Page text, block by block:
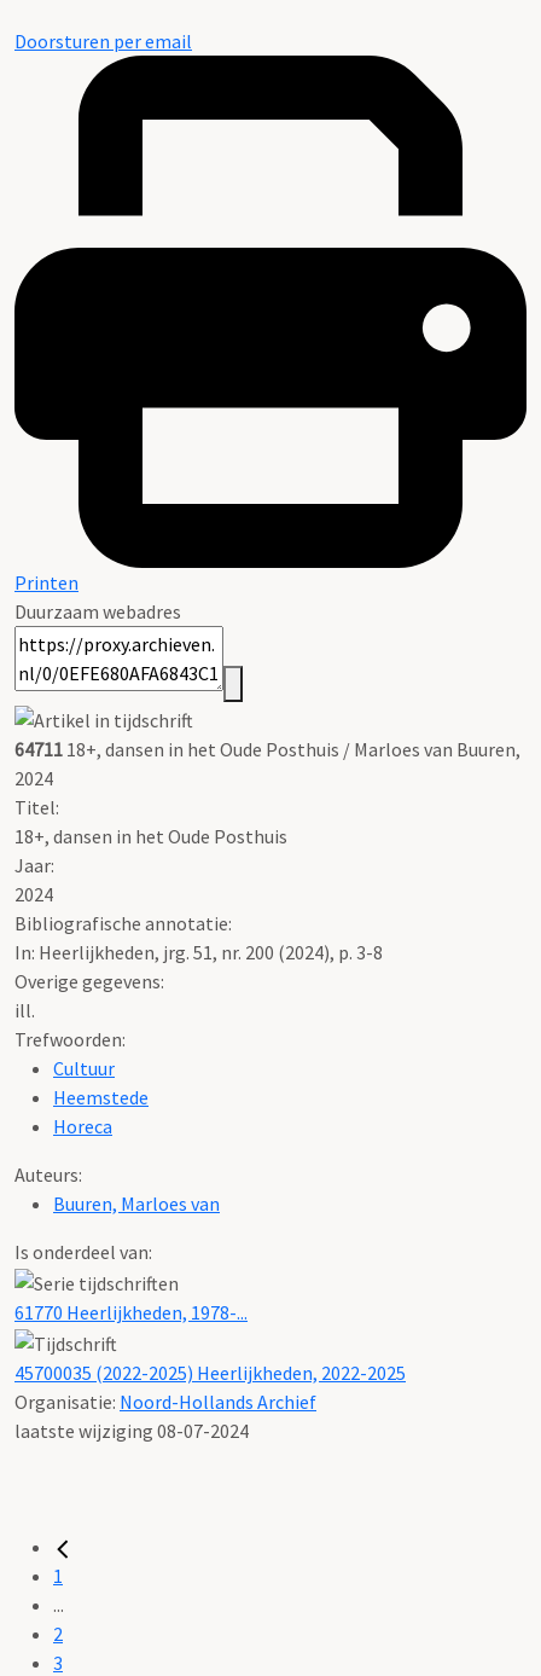
Doorsturen per email
Printen
Duurzaam webadres
64711 18+, dansen in het Oude Posthuis / Marloes van Buuren,
2024
Titel:
18+, dansen in het Oude Posthuis
Jaar:
2024
Bibliografische annotatie:
In: Heerlijkheden, jrg. 51, nr. 200 (2024), p. 3-8
Overige gegevens:
ill.
Trefwoorden:
Cultuur
Heemstede
Horeca
Auteurs:
Buuren, Marloes van
Is onderdeel van:
61770 Heerlijkheden, 1978-...
45700035 (2022-2025) Heerlijkheden, 2022-2025
Organisatie: Noord-Hollands Archief
laatste wijziging 08-07-2024
1
...
2
3